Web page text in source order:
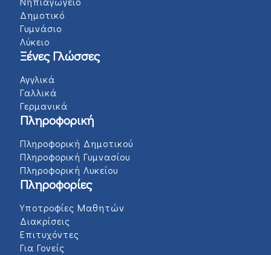
Δημοτικό
Γυμνάσιο
Λύκειο
Ξένες Γλώσσες
Αγγλικά
Γαλλικά
Γερμανικά
Πληροφορική
Πληροφορική Δημοτικού
Πληροφορική Γυμνασίου
Πληροφορική Λυκείου
Πληροφορίες
Υποτροφίες Μαθητών
Διακρίσεις
Επιτυχόντες
Για Γονείς